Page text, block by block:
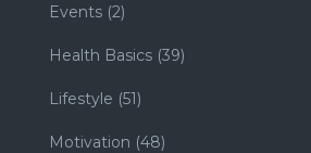
Events (2)
Health Basics (39)
Lifestyle (51)
Motivation (48)